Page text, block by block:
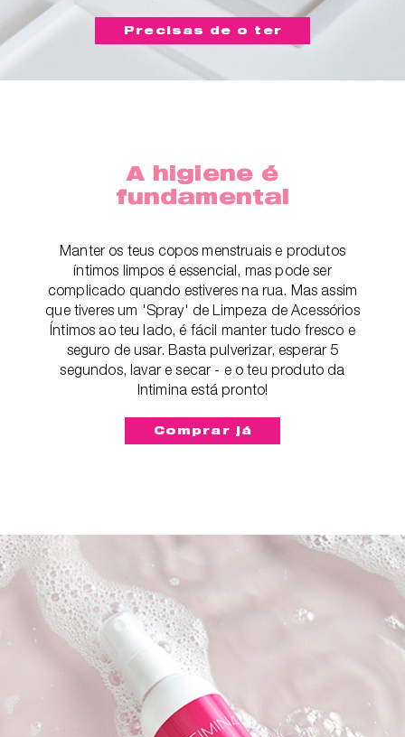
Precisas de o ter
A higiene é
fundamental
Manter os teus copos menstruais e produtos
íntimos limpos é essencial, mas pode ser
complicado quando estiveres na rua. Mas assim
que tiveres um 'Spray' de Limpeza de Acessórios
Íntimos ao teu lado, é fácil manter tudo fresco e
seguro de usar. Basta pulverizar, esperar 5
segundos, lavar e secar - e o teu produto da
Intimina está pronto!
Comprar já